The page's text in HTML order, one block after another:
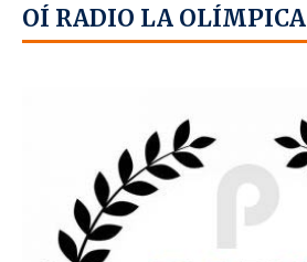
OÍ RADIO LA OLÍMPICA